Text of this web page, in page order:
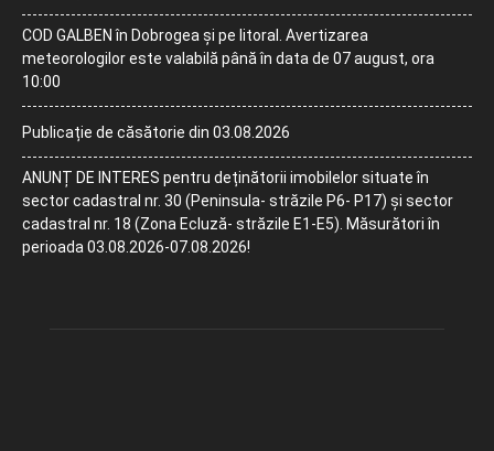
COD GALBEN în Dobrogea și pe litoral. Avertizarea
meteorologilor este valabilă până în data de 07 august, ora
10:00
Publicație de căsătorie din 03.08.2026
ANUNȚ DE INTERES pentru deținătorii imobilelor situate în
sector cadastral nr. 30 (Peninsula- străzile P6- P17) și sector
cadastral nr. 18 (Zona Ecluză- străzile E1-E5). Măsurători în
perioada 03.08.2026-07.08.2026!